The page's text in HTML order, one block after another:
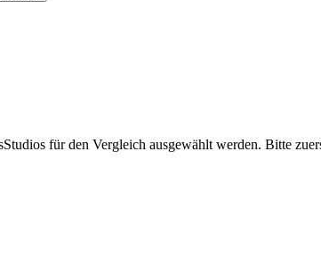
für den Vergleich ausgewählt werden. Bitte